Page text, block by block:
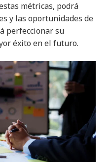
métricas, podrá
y las oportunidades de
perfeccionar su
éxito en el futuro.